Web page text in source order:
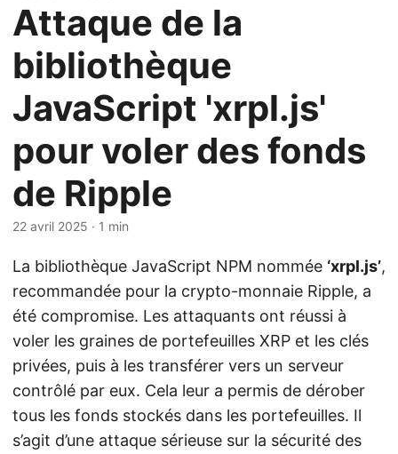
Attaque de la
bibliothèque
JavaScript 'xrpl.js'
pour voler des fonds
de Ripple
22 avril 2025 · 1 min
La bibliothèque JavaScript NPM nommée ‘xrpl.js’,
recommandée pour la crypto-monnaie Ripple, a
été compromise. Les attaquants ont réussi à
voler les graines de portefeuilles XRP et les clés
privées, puis à les transférer vers un serveur
contrôlé par eux. Cela leur a permis de dérober
tous les fonds stockés dans les portefeuilles. Il
s’agit d’une attaque sérieuse sur la sécurité des